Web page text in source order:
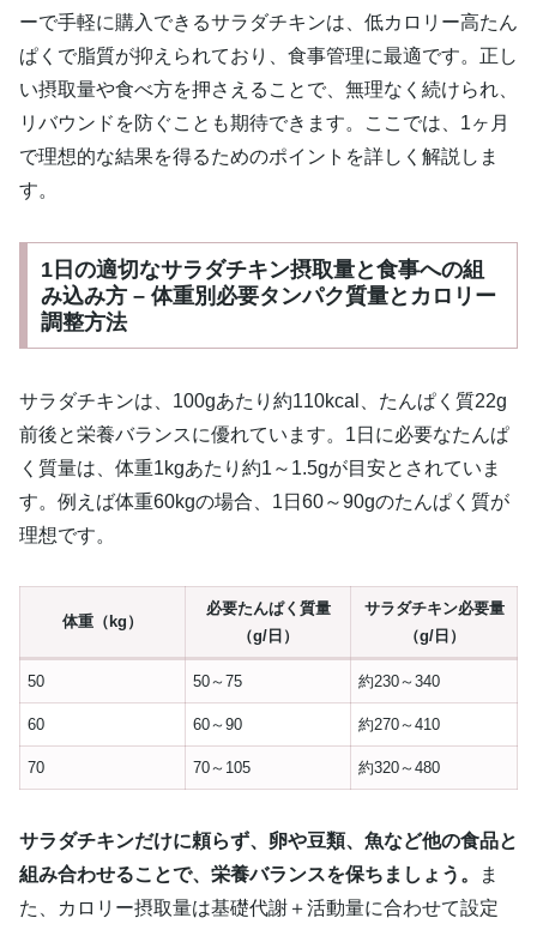
ーで手軽に購入できるサラダチキンは、低カロリー高たん
ぱくで脂質が抑えられており、食事管理に最適です。正し
い摂取量や食べ方を押さえることで、無理なく続けられ、
リバウンドを防ぐことも期待できます。ここでは、1ヶ月
で理想的な結果を得るためのポイントを詳しく解説しま
す。
1日の適切なサラダチキン摂取量と食事への組
み込み方 – 体重別必要タンパク質量とカロリー
調整方法
サラダチキンは、100gあたり約110kcal、たんぱく質22g
前後と栄養バランスに優れています。1日に必要なたんぱ
く質量は、体重1kgあたり約1～1.5gが目安とされていま
す。例えば体重60kgの場合、1日60～90gのたんぱく質が
理想です。
体重（kg）
必要たんぱく質量
（g/日）
サラダチキン必要量
（g/日）
50 50～75 約230～340
60 60～90 約270～410
70 70～105 約320～480
サラダチキンだけに頼らず、卵や豆類、魚など他の食品と
組み合わせることで、栄養バランスを保ちましょう。
ま
た、カロリー摂取量は基礎代謝＋活動量に合わせて設定